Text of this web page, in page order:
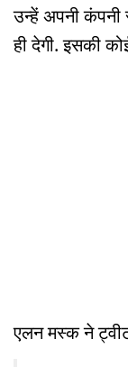
उन्हें अपनी
ही देगी. इसकी
एलन मस्क ने